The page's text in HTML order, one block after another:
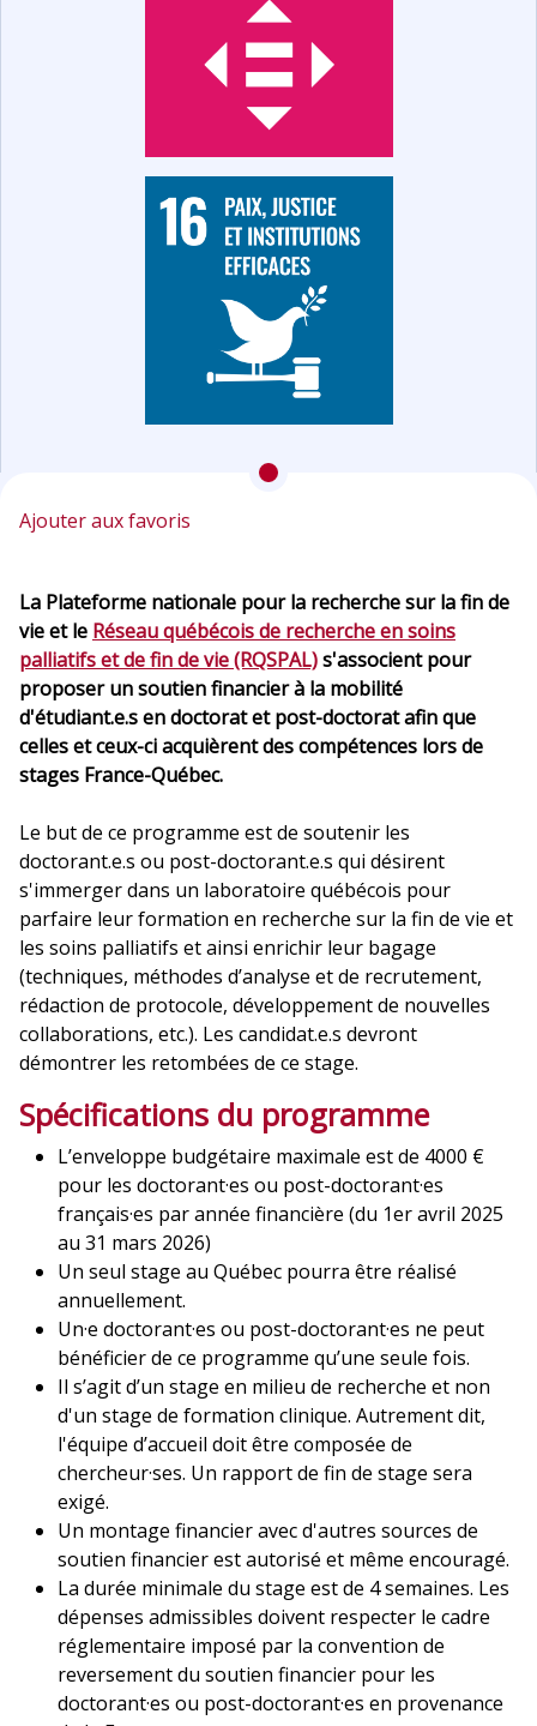
Ajouter aux favoris
La Plateforme nationale pour la recherche sur la fin de
vie et le Réseau québécois de recherche en soins
palliatifs et de fin de vie (RQSPAL)s'associent pour
proposer un soutien financier à la mobilité
d'étudiant.e.s en doctorat et post-doctorat afin que
celles et ceux-ci acquièrent des compétences lors de
stages France-Québec.
Le but de ce programme est de soutenir les
doctorant.e.s ou post-doctorant.e.s qui désirent
s'immerger dans un laboratoire québécois pour
parfaire leur formation en recherche sur la fin de vie et
les soins palliatifs et ainsi enrichir leur bagage
(techniques, méthodes d’analyse et de recrutement,
rédaction de protocole, développement de nouvelles
collaborations, etc.). Les candidat.e.s devront
démontrer les retombées de ce stage.
Spécifications du programme
L’enveloppe budgétaire maximale est de 4000 €
pour les doctorant·es ou post-doctorant·es
français·es par année financière (du 1er avril 2025
au 31 mars 2026)
Un seul stage au Québec pourra être réalisé
annuellement.
Un·e doctorant·es ou post-doctorant·es ne peut
bénéficier de ce programme qu’une seule fois.
Il s’agit d’un stage en milieu de recherche et non
d'un stage de formation clinique. Autrement dit,
l'équipe d’accueil doit être composée de
chercheur·ses. Un rapport de fin de stage sera
exigé.
Un montage financier avec d'autres sources de
soutien financier est autorisé et même encouragé.
La durée minimale du stage est de 4 semaines. Les
dépenses admissibles doivent respecter le cadre
réglementaire imposé par la convention de
reversement du soutien financier pour les
doctorant·es ou post-doctorant·es en provenance